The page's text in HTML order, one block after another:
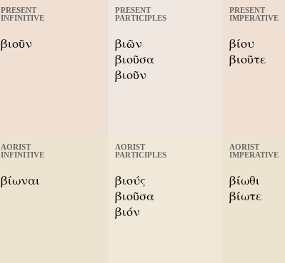
PRESENT
INFINITIVE
βιοῦν
PRESENT
PARTICIPLES
βιῶν
βιοῦσα
βιοῦν
PRESENT
IMPERATIVE
βίου
βιοῦτε
AORIST
INFINITIVE
βίωναι
AORIST
PARTICIPLES
βιούς
βιοῦσα
βιόν
AORIST
IMPERATIVE
βίωθι
βίωτε